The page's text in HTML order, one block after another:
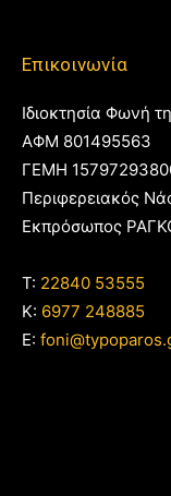
Επικοινωνία
Ιδιοκτησία Φωνή
ΑΦΜ 801495563
ΓΕΜΗ
Περιφερειακός
Εκπρόσωπος
T: 22840 53555
Κ: 6977 248885
E: